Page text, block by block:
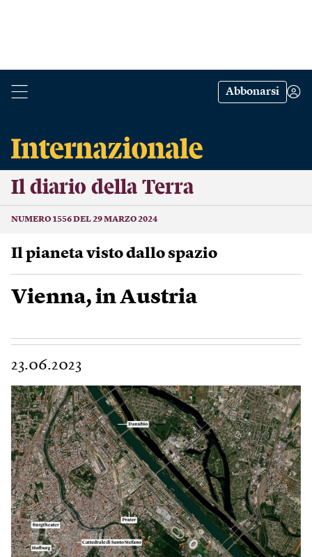
Abbonarsi
Il diario della Terra
NUMERO 1556 DEL 29 MARZO 2024
Il pianeta visto dallo spazio
Vienna, in Austria
23.06.2023